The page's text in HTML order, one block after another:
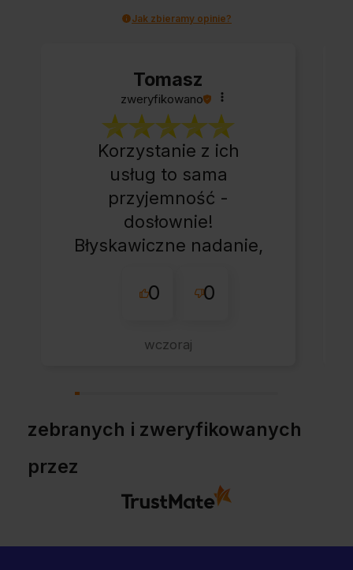
Jak zbieramy opinie?
Tomasz
zweryfikowano
Korzystanie z ich
usług to sama
przyjemność -
dosłownie!
Błyskawiczne nadanie,
starannie
dodatkiem:-) Jakim?
0 0
wczoraj
zebranych i zweryfikowanych
przez